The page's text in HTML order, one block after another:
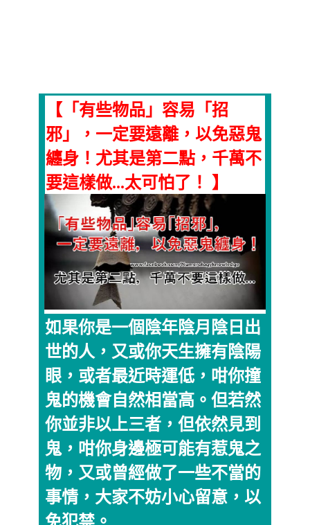
【「有些物品」容易「招
邪」，一定要遠離，以免惡鬼
纏身！尤其是第二點，千萬不
要這樣做...太可怕了！ 】
如果你是一個陰年陰月陰日出
世的人，又或你天生擁有陰陽
眼，或者最近時運低，咁你撞
鬼的機會自然相當高。但若然
你並非以上三者，但依然見到
鬼，咁你身邊極可能有惹鬼之
物，又或曾經做了一些不當的
事情，大家不妨小心留意，以